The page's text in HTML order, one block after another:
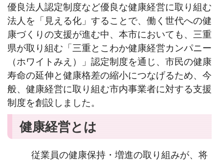
優良法人認定制度など優良な健康経営に取り組む
法人を「見える化」することで、働く世代への健
康づくりの支援が進む中、本市においても、三重
県が取り組む「三重とこわか健康経営カンパニー
（ホワイトみえ）」認定制度を通じ、市民の健康
寿命の延伸と健康格差の縮小につなげるため、今
般、健康経営に取り組む市内事業者に対する支援
制度を創設しました。
健康経営とは
従業員の健康保持・増進の取り組みが、将